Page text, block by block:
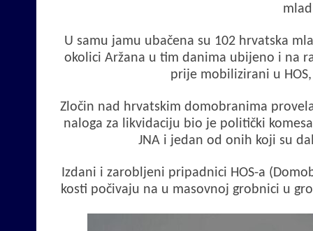
U samu jamu ubačena su 102 hrvatska
okolici Aržana u tim danima ubijeno i na
prije mobilizirani u
Zločin nad hrvatskim domobranima
naloga za likvidaciju bio je politički
JNA i jedan od onih koji su
Izdani i zarobljeni pripadnici HOS-a
kosti počivaju na u masovnoj grobnici u